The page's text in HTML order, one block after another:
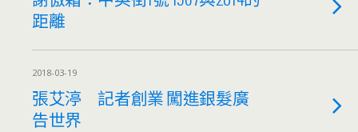
距離
2018-03-19
張艾渟 記者創業 闖進銀髮廣
告世界